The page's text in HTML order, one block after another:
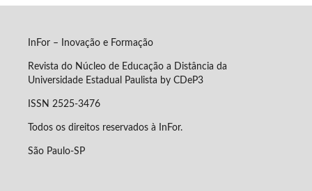
InFor – Inovação e Formação
Revista do Núcleo de Educação a Distância da
Universidade Estadual Paulista by CDeP3
ISSN 2525-3476
Todos os direitos reservados à InFor.
São Paulo-SP